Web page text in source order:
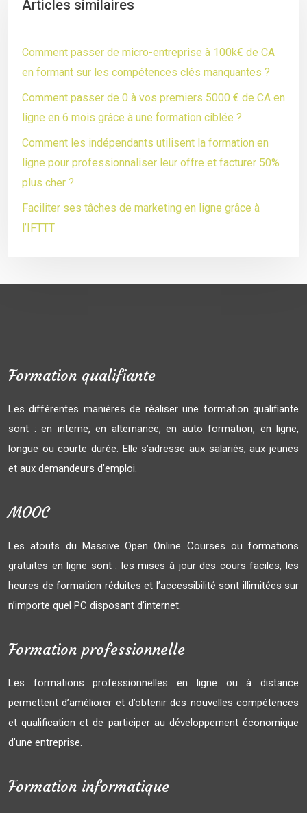
Articles similaires
Comment passer de micro-entreprise à 100k€ de CA
en formant sur les compétences clés manquantes ?
Comment passer de 0 à vos premiers 5000 € de CA en
ligne en 6 mois grâce à une formation ciblée ?
Comment les indépendants utilisent la formation en
ligne pour professionnaliser leur offre et facturer 50%
plus cher ?
Faciliter ses tâches de marketing en ligne grâce à
l’IFTTT
Formation qualifiante
Les différentes manières de réaliser une formation qualifiante
sont : en interne, en alternance, en auto formation, en ligne,
longue ou courte durée. Elle s’adresse aux salariés, aux jeunes
et aux demandeurs d’emploi.
MOOC
Les atouts du Massive Open Online Courses ou formations
gratuites en ligne sont : les mises à jour des cours faciles, les
heures de formation réduites et l’accessibilité sont illimitées sur
n’importe quel PC disposant d’internet.
Formation professionnelle
Les formations professionnelles en ligne ou à distance
permettent d’améliorer et d’obtenir des nouvelles compétences
et qualification et de participer au développement économique
d’une entreprise.
Formation informatique